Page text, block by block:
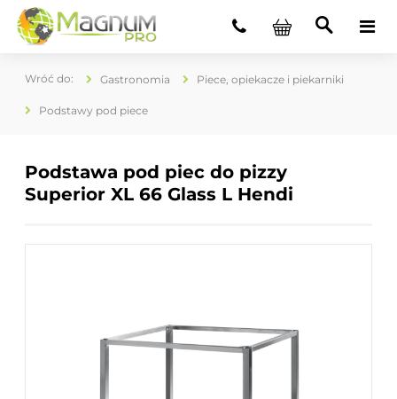
Gastronomia Piece, opiekacze i piekarniki
Podstawy pod piece
Podstawa pod piec do pizzy
Superior XL 66 Glass L Hendi